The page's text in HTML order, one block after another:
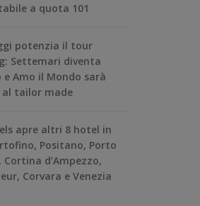
a quota 101
potenzia il tour
Settemari diventa
e Amo il Mondo sarà
al tailor made
apre altri 8 hotel in
Positano, Porto
d’Ampezzo,
Corvara e Venezia